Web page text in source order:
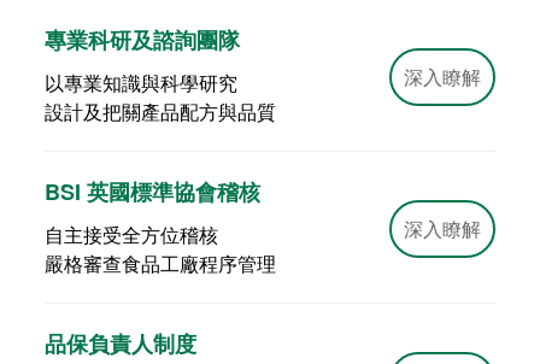
專業科研及諮詢團隊
以專業知識與科學研究
設計及把關產品配方與品質
深入瞭解
BSI 英國標準協會稽核
自主接受全方位稽核
嚴格審查食品工廠程序管理
深入瞭解
品保負責人制度